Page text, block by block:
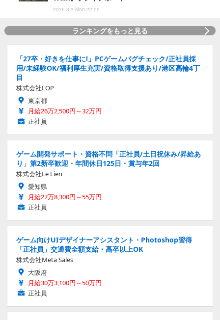
2026.8.3 Mon 22:00
ランキングをもっと見る
「27卒・好きを仕事に!」PCゲームバグチェック/正社員採
用/未経験OK/福利厚生充実/資格取得支援あり/港区高輪4丁
目
株式会社LOP
東京都
月給26万2,500円～32万円
正社員
ゲーム開発サポート・資格不問「正社員/土日祝休み/昇給あ
り」第2新卒歓迎・年間休日125日・賞与年2回
株式会社Le Lien
愛知県
月給27万8,300円～55万円
正社員
ゲーム向けUIデザイナーアシスタント・Photoshop習得
「正社員」交通費全額支給・高卒以上OK
株式会社Meta Sales
大阪府
月給30万3,100円～50万円
正社員